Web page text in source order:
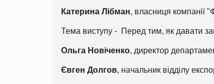
Катерина Лібман, власниця компанії
Тема виступу - Перед тим, як давати
Ольга Новіченко, директор
Євген Долгов, начальник відділу